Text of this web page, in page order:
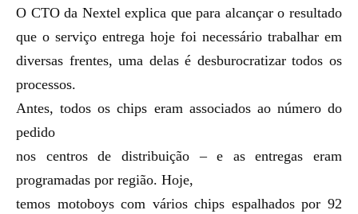
O CTO da Nextel explica que para alcançar o resultado
que o serviço entrega hoje foi necessário trabalhar em
diversas frentes, uma delas é desburocratizar todos os
processos.
Antes, todos os chips eram associados ao número do
pedido
nos centros de distribuição – e as entregas eram
programadas por região. Hoje,
temos motoboys com vários chips espalhados por 92